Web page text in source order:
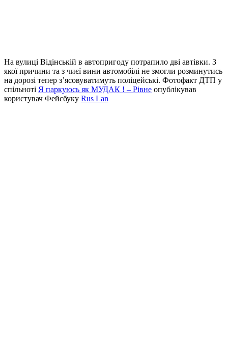
На вулиці Відінській в автопригоду потрапило дві автівки. З
якої причини та з чиєї вини автомобілі не змогли розминутись
на дорозі тепер з’ясовуватимуть поліцейські. Фотофакт ДТП у
спільноті Я паркуюсь як МУДAК ! – Рівне опублікував
користувач Фейсбуку Rus Lan